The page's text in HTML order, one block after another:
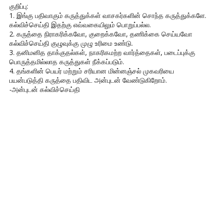
குறிப்பு:
1. இங்கு பதிவாகும் கருத்துக்கள் வாசகர்களின் சொந்த கருத்துக்களே.
கல்விச்செய்தி இதற்கு எவ்வகையிலும் பொறுப்பல்ல.
2. கருத்தை நிராகரிக்கவோ, குறைக்கவோ, தணிக்கை செய்யவோ
கல்விச்செய்தி குழுவுக்கு முழு உரிமை உண்டு.
3. தனிமனித தாக்குதல்கள், நாகரிகமற்ற வார்த்தைகள், படைப்புக்கு
பொருத்தமில்லாத கருத்துகள் நீக்கப்படும்.
4. தங்களின் பெயர் மற்றும் சரியான மின்னஞ்சல் முகவரியை
பயன்படுத்தி கருத்தை பதிவிட அன்புடன் வேண்டுகிறோம்.
-அன்புடன் கல்விச்செய்தி